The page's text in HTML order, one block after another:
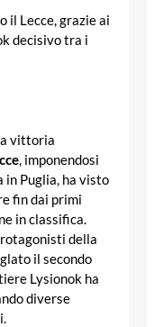
il Lecce, grazie ai
decisivo tra i
vittoria
, imponendosi
in Puglia, ha visto
fin dai primi
in classifica.
della
il secondo
Lysionok ha
diverse